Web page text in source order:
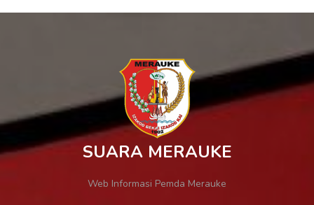
SUARA MERAUKE
Web Informasi Pemda Merauke